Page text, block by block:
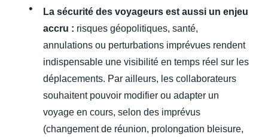
La sécurité des voyageurs est aussi un enjeu
accru : risques géopolitiques, santé,
annulations ou perturbations imprévues rendent
indispensable une visibilité en temps réel sur les
déplacements. Par ailleurs, les collaborateurs
souhaitent pouvoir modifier ou adapter un
voyage en cours, selon des imprévus
(changement de réunion, prolongation bleisure,